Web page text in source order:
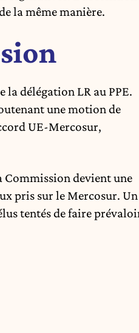
la même manière.
délégation LR au PPE.
une motion de
UE-Mercosur,
Commission devient une
pris sur le Mercosur. Un
tentés de faire